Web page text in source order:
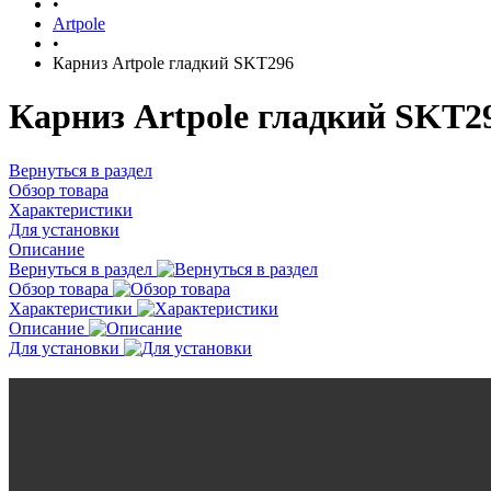
•
Artpole
•
Карниз Artpole гладкий SKT296
Карниз Artpole гладкий
Вернуться в раздел
Обзор товара
Характеристики
Для установки
Описание
Вернуться в раздел
Обзор товара
Характеристики
Описание
Для установки